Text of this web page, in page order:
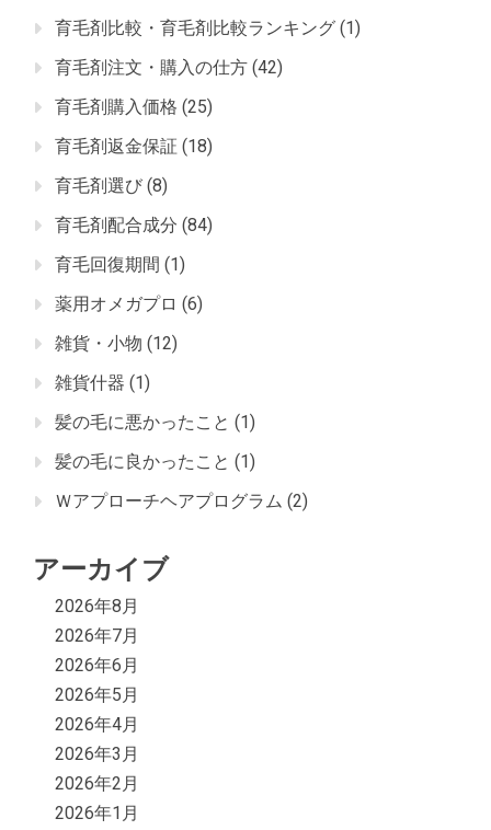
育毛剤比較・育毛剤比較ランキング (1)
育毛剤注文・購入の仕方 (42)
育毛剤購入価格 (25)
育毛剤返金保証 (18)
育毛剤選び (8)
育毛剤配合成分 (84)
育毛回復期間 (1)
薬用オメガプロ (6)
雑貨・小物 (12)
雑貨什器 (1)
髪の毛に悪かったこと (1)
髪の毛に良かったこと (1)
Ｗアプローチヘアプログラム (2)
アーカイブ
2026年8月
2026年7月
2026年6月
2026年5月
2026年4月
2026年3月
2026年2月
2026年1月